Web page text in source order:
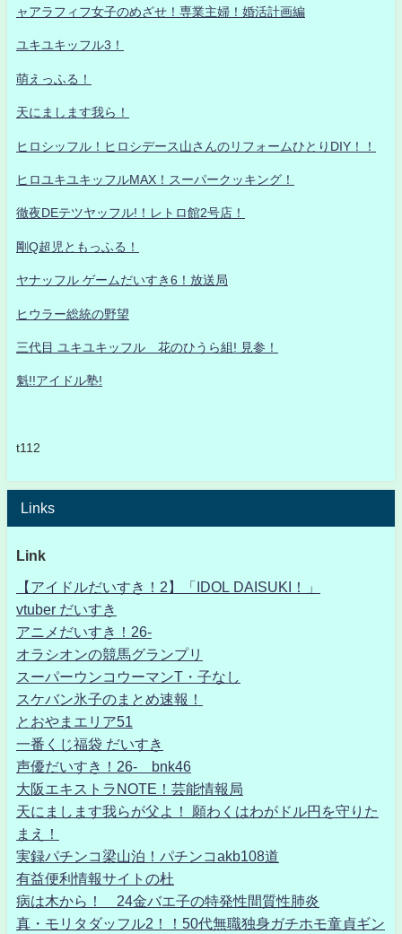
ャアラフィフ女子のめざせ！専業主婦！婚活計画編
ユキユキッフル3！
萌えっふる！
天にまします我ら！
ヒロシッフル！ヒロシデース山さんのリフォームひとりDIY！！
ヒロユキユキッフルMAX！スーパークッキング！
徹夜DEテツヤッフル!！レトロ館2号店！
剛Q超児ともっふる！
ヤナッフル ゲームだいすき6！放送局
ヒウラー総統の野望
三代目 ユキユキッフル 花のひうら組! 見参！
魁!!アイドル塾!
t112
Links
Link
【アイドルだいすき！2】「IDOL DAISUKI！」
vtuber だいすき
アニメだいすき！26-
オラシオンの競馬グランプリ
スーパーウンコウーマンT・子なし
スケバン氷子のまとめ速報！
とおやまエリア51
一番くじ福袋 だいすき
声優だいすき！26- bnk46
大阪エキストラNOTE！芸能情報局
天にまします我らが父よ！ 願わくはわがドル円を守りた
まえ！
実録パチンコ梁山泊！パチンコakb108道
有益便利情報サイトの杜
病は木から！ 24金バエ子の特発性間質性肺炎
真・モリタダッフル2！！50代無職独身ガチホモ童貞ギン